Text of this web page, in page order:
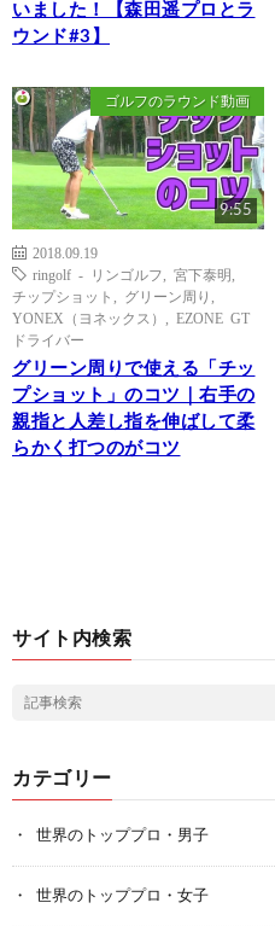
いました！【森田遥プロとラ
ウンド#3】
ゴルフのラウンド動画
9:55
2018.09.19
ringolf - リンゴルフ
宮下泰明
チップショット
グリーン周り
YONEX（ヨネックス）
EZONE GT
ドライバー
グリーン周りで使える「チッ
プショット」のコツ｜右手の
親指と人差し指を伸ばして柔
らかく打つのがコツ
サイト内検索
カテゴリー
世界のトッププロ・男子
世界のトッププロ・女子